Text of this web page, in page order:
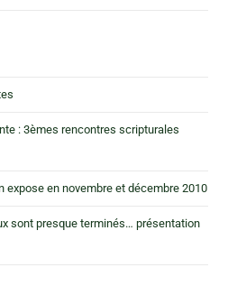
: 3èmes rencontres scripturales
expose en novembre et décembre 2010
sont presque terminés… présentation